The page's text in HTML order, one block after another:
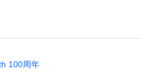
100周年